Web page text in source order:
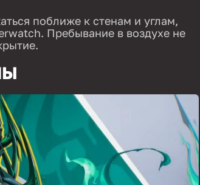
поближе к стенам и углам,
Пребывание в воздухе не